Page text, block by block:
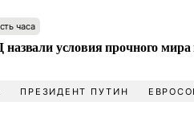
часа
условия прочного мира
ПРЕЗИДЕНТ ПУТИН